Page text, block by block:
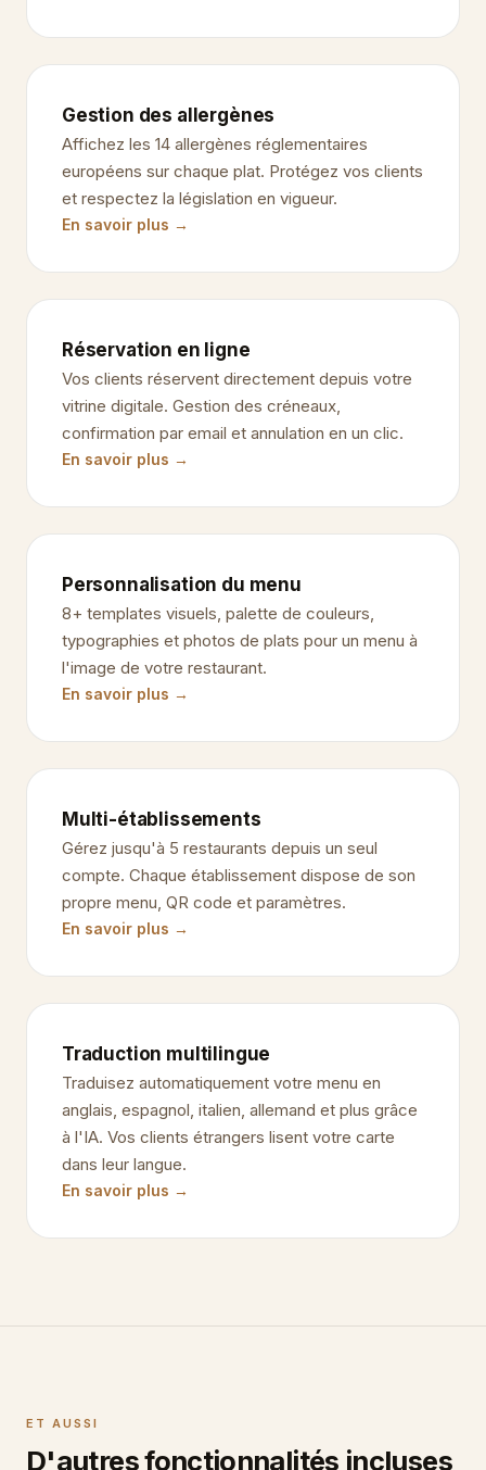
Gestion des allergènes
Affichez les 14 allergènes réglementaires
européens sur chaque plat. Protégez vos clients
et respectez la législation en vigueur.
En savoir plus →
Réservation en ligne
Vos clients réservent directement depuis votre
vitrine digitale. Gestion des créneaux,
confirmation par email et annulation en un clic.
En savoir plus →
Personnalisation du menu
8+ templates visuels, palette de couleurs,
typographies et photos de plats pour un menu à
l'image de votre restaurant.
En savoir plus →
Multi-établissements
Gérez jusqu'à 5 restaurants depuis un seul
compte. Chaque établissement dispose de son
propre menu, QR code et paramètres.
En savoir plus →
Traduction multilingue
Traduisez automatiquement votre menu en
anglais, espagnol, italien, allemand et plus grâce
à l'IA. Vos clients étrangers lisent votre carte
dans leur langue.
En savoir plus →
ET AUSSI
D'autres fonctionnalités incluses